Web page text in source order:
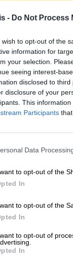
- Do Not Process
wish to opt-out of the
information for
your selection.
seeing interest-
disclosed to
disclosure of your
This
Participants
Data
to opt-out of the
In
to opt-out of the
In
to opt-out of
In
σας!